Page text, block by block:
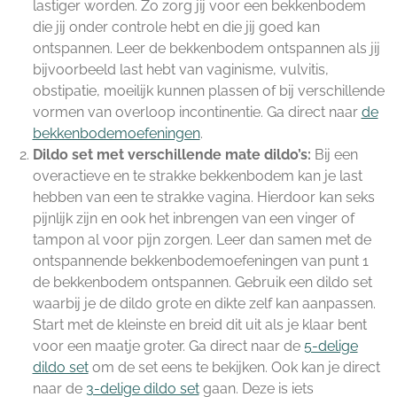
lastiger worden. Zo zorg jij voor een bekkenbodem
die jij onder controle hebt en die jij goed kan
ontspannen. Leer de bekkenbodem ontspannen als jij
bijvoorbeeld last hebt van vaginisme, vulvitis,
obstipatie, moeilijk kunnen plassen of bij verschillende
vormen van overloop incontinentie. Ga direct naar de
bekkenbodemoefeningen.
Dildo set met verschillende mate dildo’s: Bij een
overactieve en te strakke bekkenbodem kan je last
hebben van een te strakke vagina. Hierdoor kan seks
pijnlijk zijn en ook het inbrengen van een vinger of
tampon al voor pijn zorgen. Leer dan samen met de
ontspannende bekkenbodemoefeningen van punt 1
de bekkenbodem ontspannen. Gebruik een dildo set
waarbij je de dildo grote en dikte zelf kan aanpassen.
Start met de kleinste en breid dit uit als je klaar bent
voor een maatje groter. Ga direct naar de 5-delige
dildo setom de set eens te bekijken. Ook kan je direct
naar de 3-delige dildo setgaan. Deze is iets